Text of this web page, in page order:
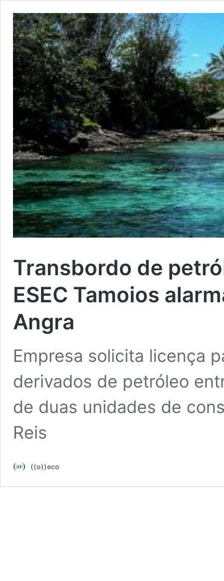
Transbordo de
ESEC Tamoios
Angra
Empresa solicita licença
derivados de petróleo
de duas unidades de
Reis
((o))eco